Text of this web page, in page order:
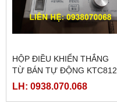
HỘP ĐIỀU KHIỂN THẮNG
TỪ BÁN TỰ ĐỘNG KTC812
LH: 0938.070.068